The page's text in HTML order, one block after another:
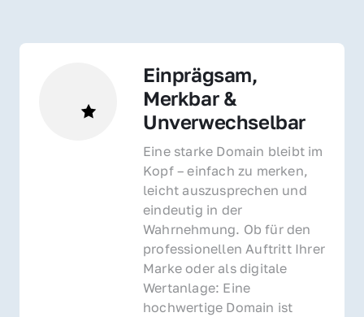
Einprägsam,
Merkbar &
Unverwechselbar
Eine starke Domain bleibt im
Kopf – einfach zu merken,
leicht auszusprechen und
eindeutig in der
Wahrnehmung. Ob für den
professionellen Auftritt Ihrer
Marke oder als digitale
Wertanlage: Eine
hochwertige Domain ist